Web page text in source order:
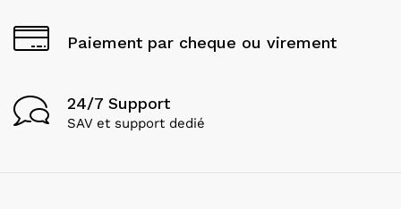
Paiement par cheque ou virement
24/7 Support
SAV et support dedié